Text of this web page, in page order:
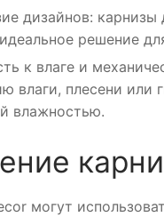
дизайнов:
решение
к влаге и
влаги, плесени или
влажностью.
могут